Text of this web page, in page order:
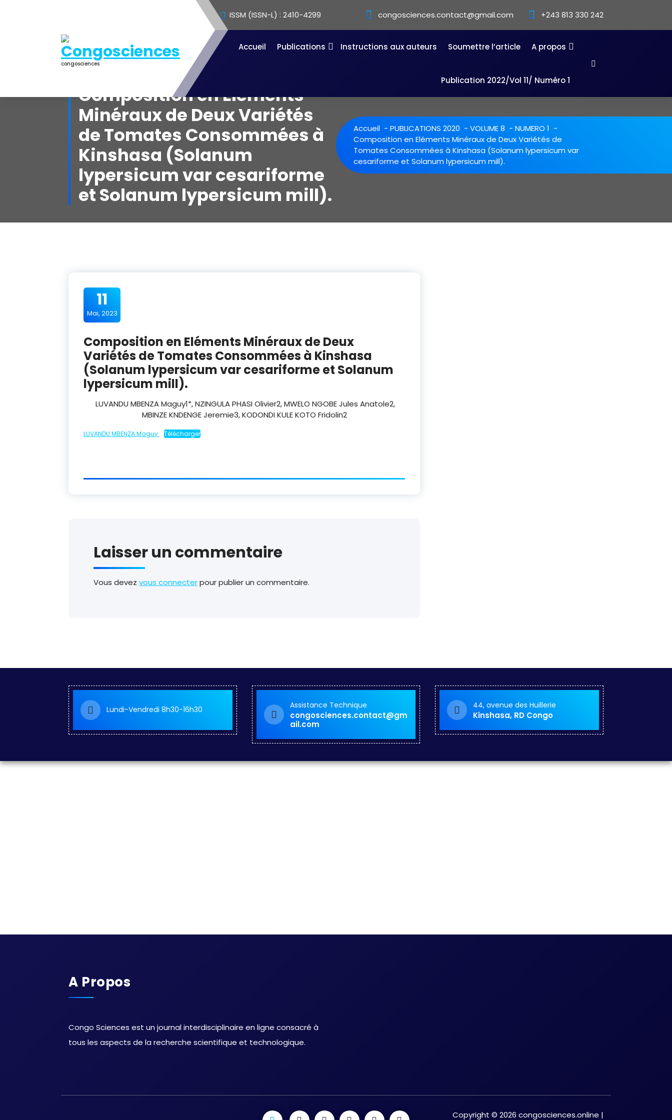
ISSM (ISSN-L) : 2410-4299 congosciences.contact@gmail.com +243 813 330 242
congosciences
Accueil Publications Instructions aux auteurs Soumettre l’article A propos
Publication 2022/Vol 11/ Numéro 1
Composition en Eléments
Minéraux de Deux Variétés
de Tomates Consommées à
Kinshasa (Solanum
lypersicum var cesariforme
et Solanum lypersicum mill).
Accueil - PUBLICATIONS 2020 - VOLUME 8 - NUMERO 1 -
Composition en Eléments Minéraux de Deux Variétés de
Tomates Consommées à Kinshasa (Solanum lypersicum var
cesariforme et Solanum lypersicum mill).
11
Mai, 2023
Composition en Eléments Minéraux de Deux
Variétés de Tomates Consommées à Kinshasa
(Solanum lypersicum var cesariforme et Solanum
lypersicum mill).
LUVANDU MBENZA Maguy1*, NZINGULA PHASI Olivier2, MWELO NGOBE Jules Anatole2,
MBINZE KNDENGE Jeremie3, KODONDI KULE KOTO Fridolin2
LUVANDU MBENZA Maguy Télécharger
Laisser un commentaire
Vous devez vous connecterpour publier un commentaire.
Lundi-Vendredi 8h30-16h30 Assistance Technique
congosciences.contact@gm
ail.com
44, avenue des Huillerie
Kinshasa, RD Congo
A Propos
Congo Sciences est un journal interdisciplinaire en ligne consacré à
tous les aspects de la recherche scientifique et technologique.
Copyright © 2026 congosciences.online |